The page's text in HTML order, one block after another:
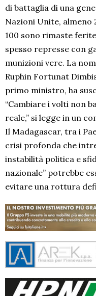
di battaglia di una
Nazioni Unite,
100 sono rimaste
spesso represse con
munizioni vere. La
Ruphin Fortunat
primo ministro, ha
“Cambiare i volti non
reale,” si legge in un
Il Madagascar, tra i
crisi profonda che
instabilità politica e
nazionale” potrebbe
evitare una rottura